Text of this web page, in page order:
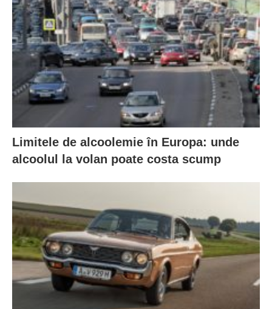
Limitele de alcoolemie în Europa: unde
alcoolul la volan poate costa scump